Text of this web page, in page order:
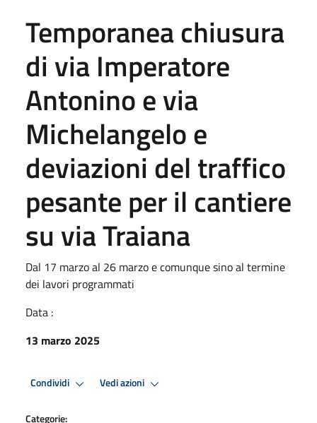
Temporanea chiusura
di via Imperatore
Antonino e via
Michelangelo e
deviazioni del traffico
pesante per il cantiere
su via Traiana
Dal 17 marzo al 26 marzo e comunque sino al termine
dei lavori programmati
Data :
13 marzo 2025
Condividi Vedi azioni
Categorie: